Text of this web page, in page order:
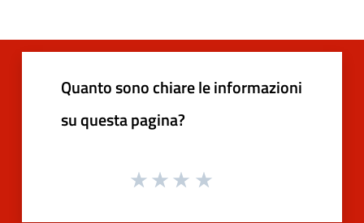
Quanto sono chiare le informazioni
su questa pagina?